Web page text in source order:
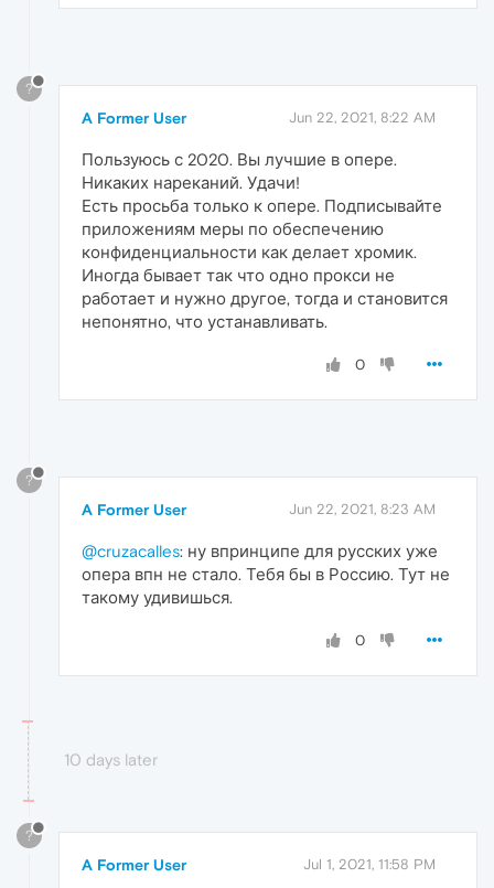
?
A Former User Jun 22, 2021, 8:22 AM
Пользуюсь с 2020. Вы лучшие в опере.
Никаких нареканий. Удачи!
Есть просьба только к опере. Подписывайте
приложениям меры по обеспечению
конфиденциальности как делает хромик.
Иногда бывает так что одно прокси не
работает и нужно другое, тогда и становится
непонятно, что устанавливать.
0
?
A Former User Jun 22, 2021, 8:23 AM
@cruzacalles: ну впринципе для русских уже
опера впн не стало. Тебя бы в Россию. Тут не
такому удивишься.
0
10 days later
?
A Former User Jul 1, 2021, 11:58 PM